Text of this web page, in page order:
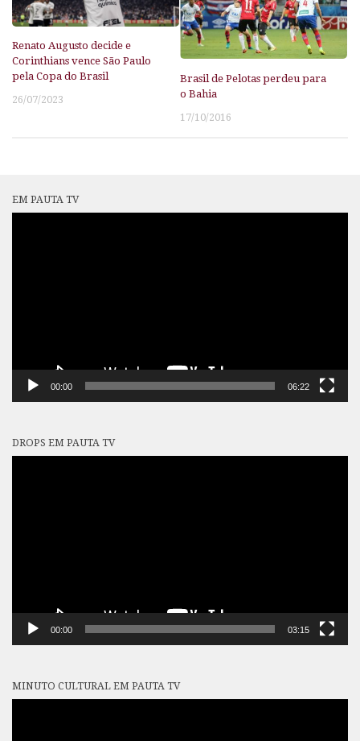
Renato Augusto decide e
Corinthians vence São Paulo
pela Copa do Brasil
26/07/2023
Brasil de Pelotas perdeu para
o Bahia
17/10/2016
EM PAUTA TV
00:00 06:22
DROPS EM PAUTA TV
00:00 03:15
MINUTO CULTURAL EM PAUTA TV